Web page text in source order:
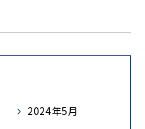
2024年5月